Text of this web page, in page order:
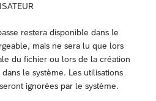
restera disponible dans le
mais ne sera lu que lors
du fichier ou lors de la création
le système. Les utilisations
ignorées par le système.